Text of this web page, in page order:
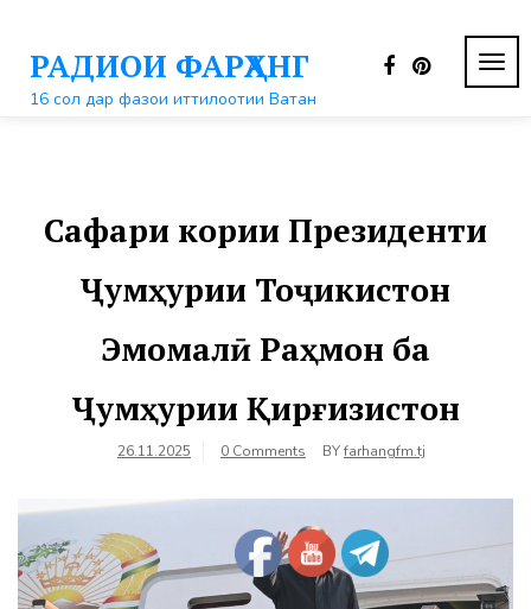
контентуРАДИОИ ФАРҲАНГ
16 сол дар фазои иттилоотии Ватан
Сафари кории Президенти
Ҷумҳурии Тоҷикистон
Эмомалӣ Раҳмон ба
Ҷумҳурии Қирғизистон
26.11.2025 0 Comments BYfarhangfm.tj